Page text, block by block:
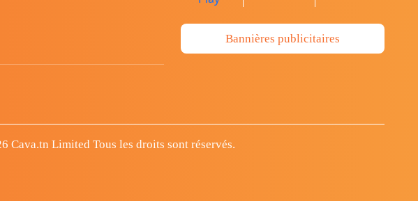
Bannières publicitaires
Cava.tn Limited Tous les droits sont réservés.